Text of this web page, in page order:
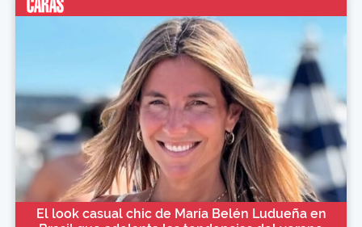
El look casual chic de María Belén Ludueña en